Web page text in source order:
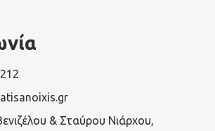
& Σταύρου Νιάρχου,